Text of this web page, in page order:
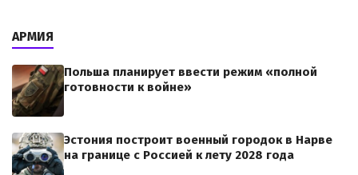
АРМИЯ
Польша планирует ввести режим «полной
готовности к войне»
Эстония построит военный городок в Нарве
на границе с Россией к лету 2028 года